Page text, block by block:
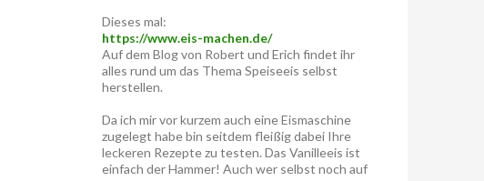
Dieses mal:
https://www.eis-machen.de/
Auf dem Blog von Robert und Erich findet ihr
alles rund um das Thema Speiseeis selbst
herstellen.
Da ich mir vor kurzem auch eine Eismaschine
zugelegt habe bin seitdem fleißig dabei Ihre
leckeren Rezepte zu testen. Das Vanilleeis ist
einfach der Hammer! Auch wer selbst noch auf